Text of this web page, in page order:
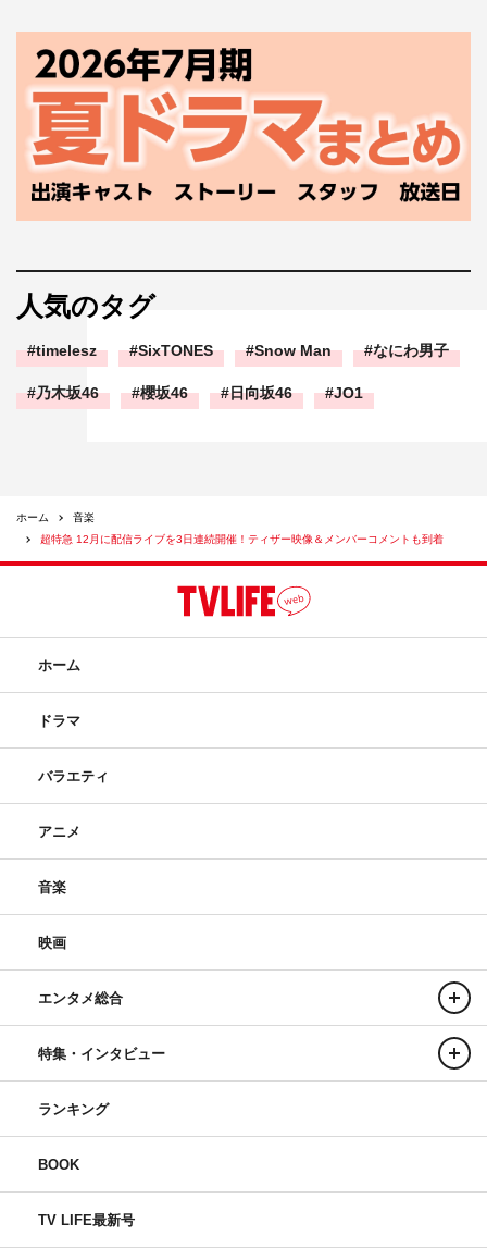
人気のタグ
timelesz SixTONES Snow Man なにわ男子
乃木坂46 櫻坂46 日向坂46 JO1
ホーム
音楽
超特急 12月に配信ライブを3日連続開催！ティザー映像＆メンバーコメントも到着
ホーム
ドラマ
バラエティ
アニメ
音楽
映画
エンタメ総合
特集・インタビュー
ランキング
BOOK
TV LIFE最新号